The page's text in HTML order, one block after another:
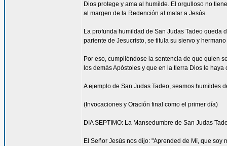
Dios protege y ama al humilde. El orgulloso no
al margen de la Redención al matar a Jesús.
La profunda humildad de San Judas Tadeo queda
pariente de Jesucristo, se titula su siervo y
Por eso, cumpliéndose la sentencia de que quien
los demás Apóstoles y que en la tierra Dios le
A ejemplo de San Judas Tadeo, seamos humildes
(Invocaciones y Oración final como el primer día)
DIA SEPTIMO: La Mansedumbre de San Judas
El Señor Jesús nos dijo: "Aprended de Mí, que